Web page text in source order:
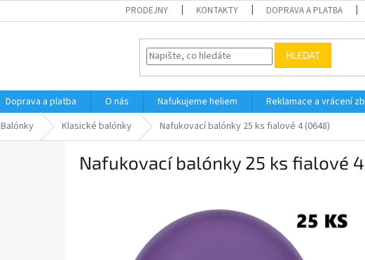
PRODEJNY KONTAKTY DOPRAVA A PLATBA
HLEDAT
Doprava a platba O nás Nafukujeme heliem Reklamace a vrácení
Balónky Klasické balónky Nafukovací balónky 25 ks fialové 4 (0648)
Nafukovací balónky 25 ks fialové